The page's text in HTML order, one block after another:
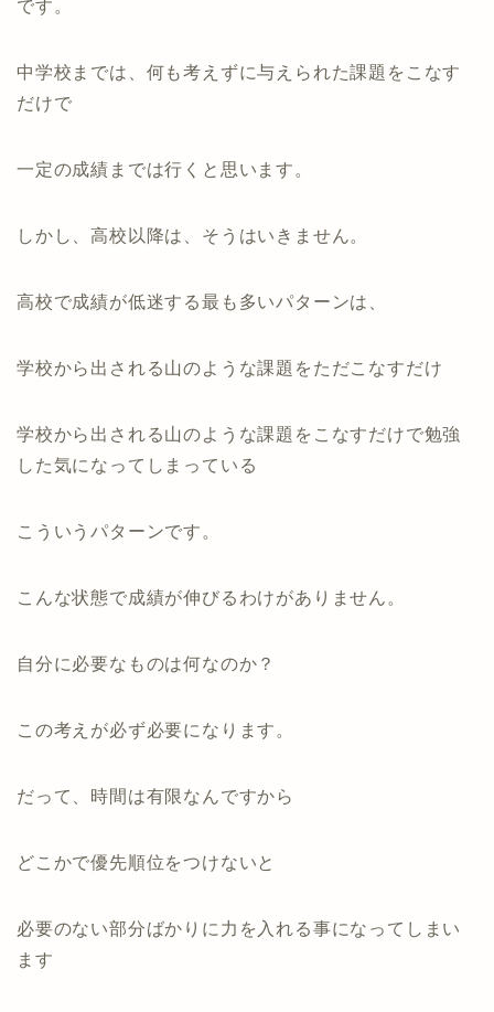
です。
中学校までは、何も考えずに与えられた課題をこなす
だけで
一定の成績までは行くと思います。
しかし、高校以降は、そうはいきません。
高校で成績が低迷する最も多いパターンは、
学校から出される山のような課題をただこなすだけ
学校から出される山のような課題をこなすだけで勉強
した気になってしまっている
こういうパターンです。
こんな状態で成績が伸びるわけがありません。
自分に必要なものは何なのか？
この考えが必ず必要になります。
だって、時間は有限なんですから
どこかで優先順位をつけないと
必要のない部分ばかりに力を入れる事になってしまい
ます